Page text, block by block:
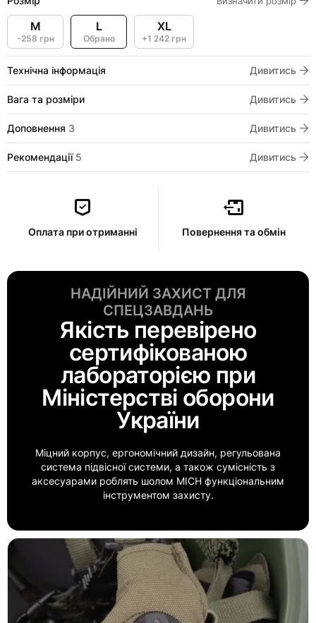
M
-258 грн
L
Обрано
XL
+1 242 грн
Технічна інформація Дивитись
Вага та розміри Дивитись
Доповнення 3 Дивитись
Рекомендації 5 Дивитись
Оплата при отриманні Повернення та обмін
НАДІЙНИЙ ЗАХИСТ ДЛЯ
СПЕЦЗАВДАНЬ
Якість перевірено
сертифікованою
лабораторією при
Міністерстві оборони
України
Міцний корпус, ергономічний дизайн, регульована
система підвісної системи, а також сумісність з
аксесуарами роблять шолом MICH функціональним
інструментом захисту.